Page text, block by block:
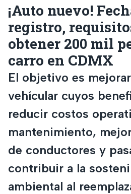
¡Auto nuevo!
registro,
obtener 200 mil
carro en CDMX
El objetivo es
vehícular cuyos
reducir costos
mantenimiento,
de conductores y
contribuir a la
ambiental al